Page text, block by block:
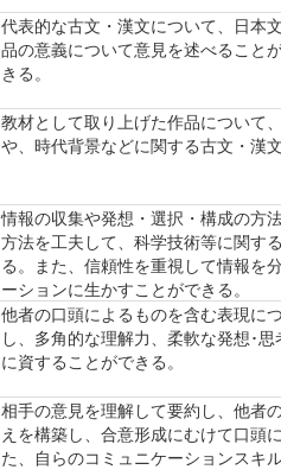
代表的な古文・漢文について、日本
品の意義について意見を述べること
きる。
教材として取り上げた作品について
や、時代背景などに関する古文・漢
情報の収集や発想・選択・構成の方
方法を工夫して、科学技術等に関す
る。また、信頼性を重視して情報を
ーションに生かすことができる。
他者の口頭によるものを含む表現に
し、多角的な理解力、柔軟な発想･
に資することができる。
相手の意見を理解して要約し、他者
えを構築し、合意形成にむけて口頭
た、自らのコミュニケーションスキ